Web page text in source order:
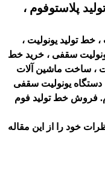
پلاستوفوم ،
خط تولید یونولیت ،
سقفی ، خرید خط
، ساخت ماشین آلات
دستگاه یونولیت سقفی
فروش خط تولید فوم
خود را از این مقاله